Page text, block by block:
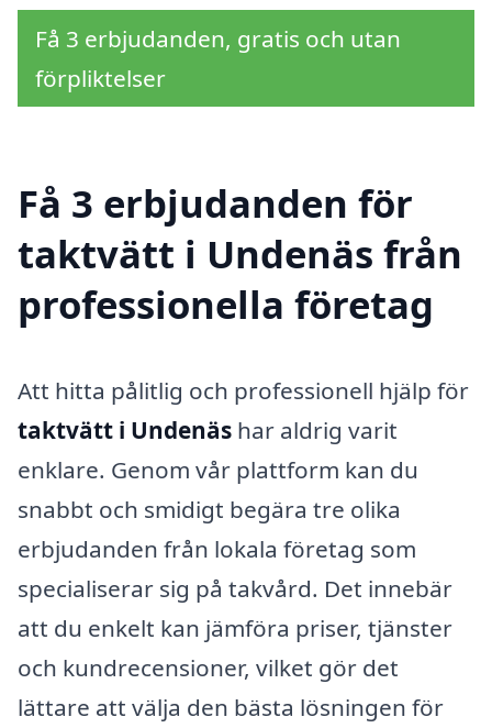
Få 3 erbjudanden, gratis och utan
förpliktelser
Få 3 erbjudanden för
taktvätt i Undenäs från
professionella företag
Att hitta pålitlig och professionell hjälp för
taktvätt i Undenäs har aldrig varit
enklare. Genom vår plattform kan du
snabbt och smidigt begära tre olika
erbjudanden från lokala företag som
specialiserar sig på takvård. Det innebär
att du enkelt kan jämföra priser, tjänster
och kundrecensioner, vilket gör det
lättare att välja den bästa lösningen för